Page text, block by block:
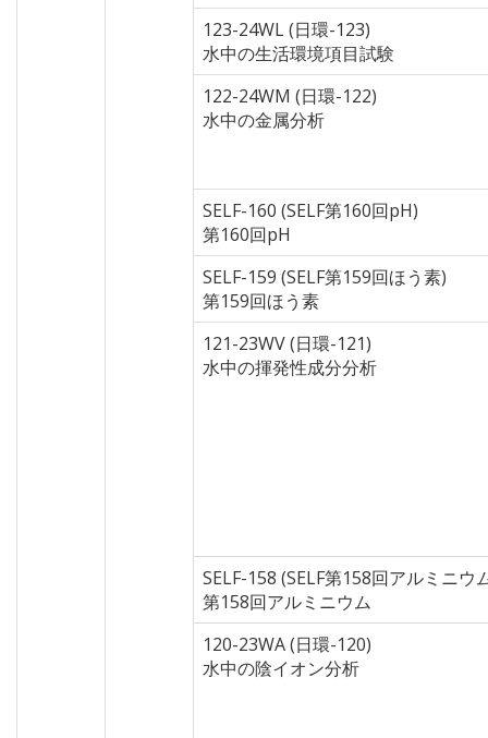
123-24WL (日環-123)
水中の生活環境項目試験
122-24WM (日環-122)
水中の金属分析
SELF-160 (SELF第160回pH)
第160回pH
SELF-159 (SELF第159回ほう素)
第159回ほう素
121-23WV (日環-121)
水中の揮発性成分分析
SELF-158 (SELF第158回アルミニウ
第158回アルミニウム
120-23WA (日環-120)
水中の陰イオン分析